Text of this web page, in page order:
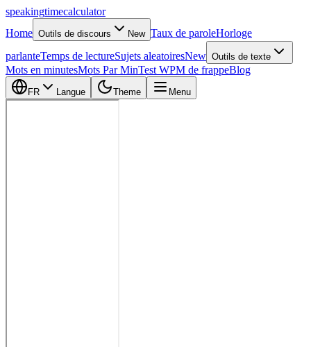
speakingtimecalculator
Home Outils de discours New Taux de paroleHorloge
parlanteTemps de lectureSujets aleatoiresNew Outils de texte
Mots en minutesMots Par MinTest WPM de frappeBlog
FR Langue Theme Menu